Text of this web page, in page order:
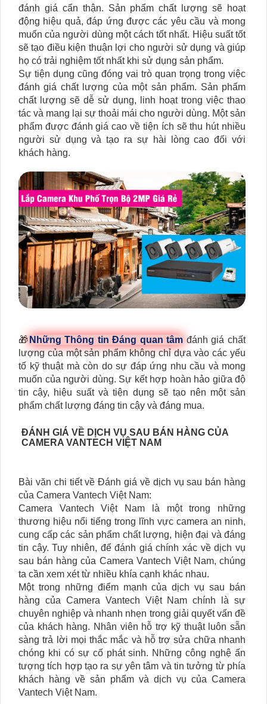
đánh giá cẩn thận. Sản phẩm chất lượng sẽ hoạt
động hiệu quả, đáp ứng được các yêu cầu và mong
muốn của người dùng một cách tốt nhất. Hiệu suất tốt
sẽ tạo điều kiện thuận lợi cho người sử dụng và giúp
họ có trải nghiệm tốt nhất khi sử dụng sản phẩm.
Sự tiện dụng cũng đóng vai trò quan trọng trong việc
đánh giá chất lượng của một sản phẩm. Sản phẩm
chất lượng sẽ dễ sử dụng, linh hoạt trong việc thao
tác và mang lại sự thoải mái cho người dùng. Một sản
phẩm được đánh giá cao về tiện ích sẽ thu hút nhiều
người sử dụng và tạo ra sự hài lòng cao đối với
khách hàng.
🎁 Những Thông tin Đáng quan tâm đánh giá chất
lượng của một sản phẩm không chỉ dựa vào các yếu
tố kỹ thuật mà còn do sự đáp ứng nhu cầu và mong
muốn của người dùng. Sự kết hợp hoàn hảo giữa độ
tin cậy, hiệu suất và tiện dụng sẽ tạo nên một sản
phẩm chất lượng đáng tin cậy và đáng mua.
ĐÁNH GIÁ VỀ DỊCH VỤ SAU BÁN HÀNG CỦA
CAMERA VANTECH VIỆT NAM
Bài văn chi tiết về Đánh giá về dịch vụ sau bán hàng
của Camera Vantech Việt Nam:
Camera Vantech Việt Nam là một trong những
thương hiệu nổi tiếng trong lĩnh vực camera an ninh,
cung cấp các sản phẩm chất lượng, hiện đại và đáng
tin cậy. Tuy nhiên, để đánh giá chính xác về dịch vụ
sau bán hàng của Camera Vantech Việt Nam, chúng
ta cần xem xét từ nhiều khía cạnh khác nhau.
Một trong những điểm mạnh của dịch vụ sau bán
hàng của Camera Vantech Việt Nam chính là sự
chuyên nghiệp và nhanh nhẹn trong giải quyết vấn đề
của khách hàng. Nhân viên hỗ trợ kỹ thuật luôn sẵn
sàng trả lời mọi thắc mắc và hỗ trợ sửa chữa nhanh
chóng khi có sự cố phát sinh. Những công nghệ ấn
tượng tích hợp tạo ra sự yên tâm và tin tưởng từ phía
khách hàng về sản phẩm và dịch vụ của Camera
Vantech Việt Nam.